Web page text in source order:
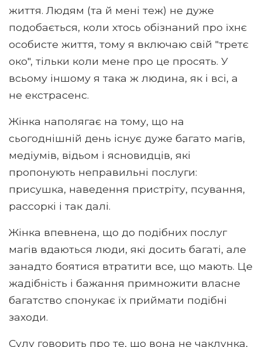
життя. Людям (та й мені теж) не дуже
подобається, коли хтось обізнаний про їхнє
особисте життя, тому я включаю свій "третє
око", тільки коли мене про це просять. У
всьому іншому я така ж людина, як і всі, а
не екстрасенс.
Жінка наполягає на тому, що на
сьогоднішній день існує дуже багато магів,
медіумів, відьом і ясновидців, які
пропонують неправильні послуги:
присушка, наведення пристріту, псування,
рассоркі і так далі.
Жінка впевнена, що до подібних послуг
магів вдаються люди, які досить багаті, але
занадто боятися втратити все, що мають. Це
жадібність і бажання примножити власне
багатство спонукає їх приймати подібні
заходи.
Сулу говорить про те, що вона не чаклунка,